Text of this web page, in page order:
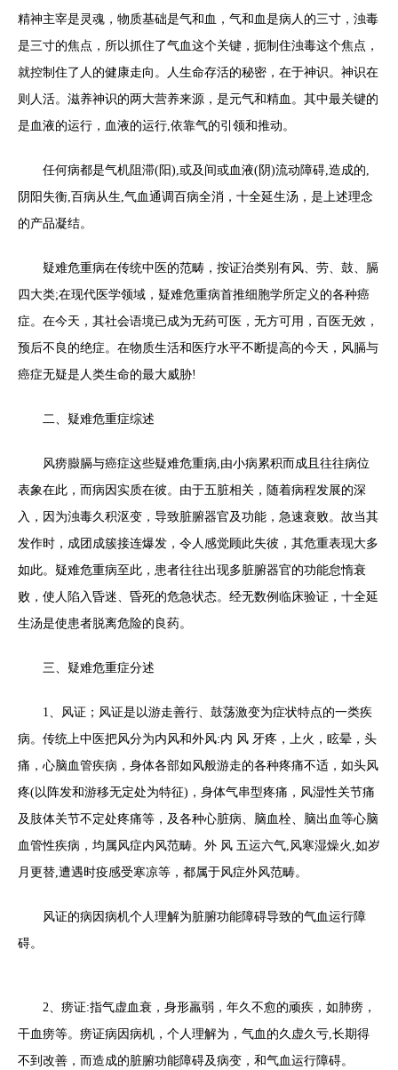
精神主宰是灵魂，物质基础是气和血，气和血是病人的三寸，浊毒
是三寸的焦点，所以抓住了气血这个关键，扼制住浊毒这个焦点，
就控制住了人的健康走向。人生命存活的秘密，在于神识。神识在
则人活。滋养神识的两大营养来源，是元气和精血。其中最关键的
是血液的运行，血液的运行,依靠气的引领和推动。
任何病都是气机阻滞(阳),或及间或血液(阴)流动障碍,造成的,
阴阳失衡,百病从生,气血通调百病全消，十全延生汤，是上述理念
的产品凝结。
疑难危重病在传统中医的范畴，按证治类别有风、劳、鼓、膈
四大类;在现代医学领域，疑难危重病首推细胞学所定义的各种癌
症。在今天，其社会语境已成为无药可医，无方可用，百医无效，
预后不良的绝症。在物质生活和医疗水平不断提高的今天，风膈与
癌症无疑是人类生命的最大威胁!
二、疑难危重症综述
风痨臌膈与癌症这些疑难危重病,由小病累积而成且往往病位
表象在此，而病因实质在彼。由于五脏相关，随着病程发展的深
入，因为浊毒久积沤变，导致脏腑器官及功能，急速衰败。故当其
发作时，成团成簇接连爆发，令人感觉顾此失彼，其危重表现大多
如此。疑难危重病至此，患者往往出现多脏腑器官的功能怠惰衰
败，使人陷入昏迷、昏死的危急状态。经无数例临床验证，十全延
生汤是使患者脱离危险的良药。
三、疑难危重症分述
1、风证；风证是以游走善行、鼓荡激变为症状特点的一类疾
病。传统上中医把风分为内风和外风:内 风 牙疼，上火，眩晕，头
痛，心脑血管疾病，身体各部如风般游走的各种疼痛不适，如头风
疼(以阵发和游移无定处为特征)，身体气串型疼痛，风湿性关节痛
及肢体关节不定处疼痛等，及各种心脏病、脑血栓、脑出血等心脑
血管性疾病，均属风症内风范畴。外 风 五运六气,风寒湿燥火,如岁
月更替,遭遇时疫感受寒凉等，都属于风症外风范畴。
风证的病因病机个人理解为脏腑功能障碍导致的气血运行障
碍。
2、痨证:指气虚血衰，身形羸弱，年久不愈的顽疾，如肺痨，
干血痨等。痨证病因病机，个人理解为，气血的久虚久亏,长期得
不到改善，而造成的脏腑功能障碍及病变，和气血运行障碍。